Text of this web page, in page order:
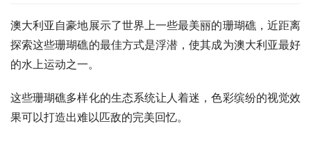
澳大利亚自豪地展示了世界上一些最美丽的珊瑚礁，近距离
探索这些珊瑚礁的最佳方式是浮潜，使其成为澳大利亚最好
的水上运动之一。
这些珊瑚礁多样化的生态系统让人着迷，色彩缤纷的视觉效
果可以打造出难以匹敌的完美回忆。